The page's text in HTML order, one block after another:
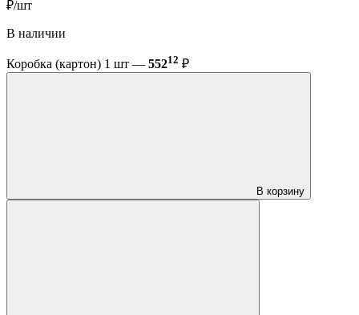
₽/шт
В наличии
Коробка (картон) 1 шт — 55212 ₽
В корзину